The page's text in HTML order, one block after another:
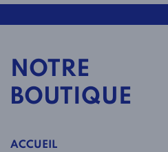
NOTRE
BOUTIQUE
ACCUEIL